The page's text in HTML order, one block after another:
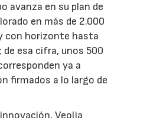
avanza en su plan de
en más de 2.000
con horizonte hasta
de esa cifra, unos 500
ya a
firmados a lo largo de
Veolia